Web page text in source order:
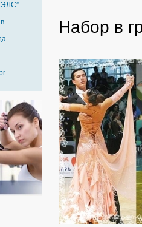
...
...
...
Набор в